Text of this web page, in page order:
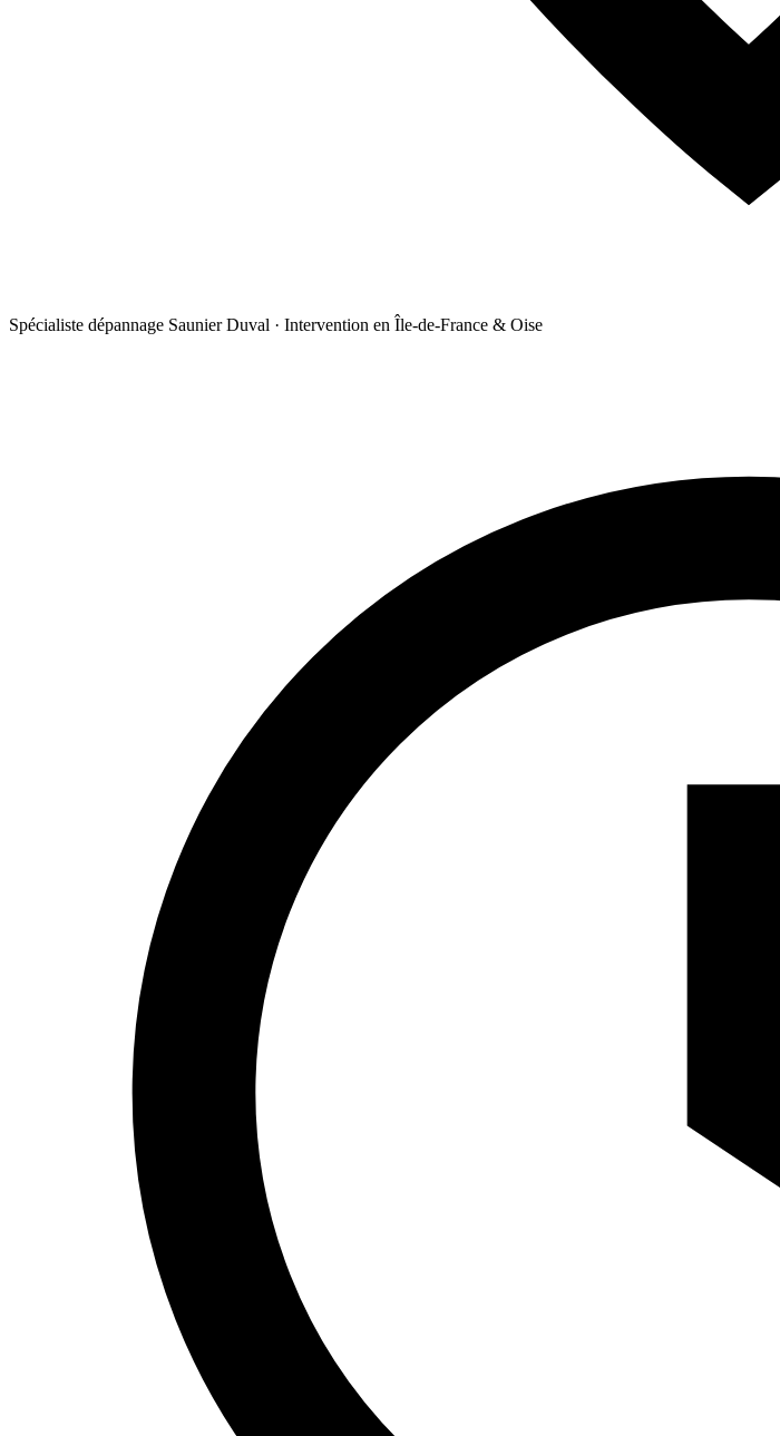
Spécialiste dépannage Saunier Duval · Intervention en Île-de-France & Oise